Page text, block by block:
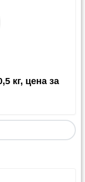
кг, цена за